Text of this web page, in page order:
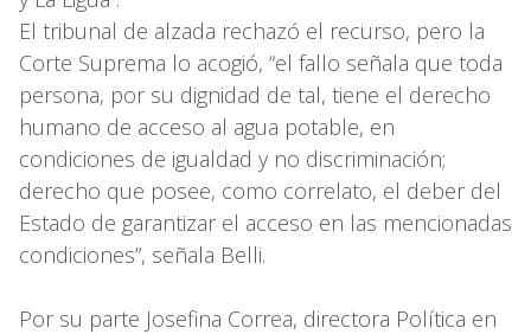
El tribunal de alzada rechazó el recurso, pero la
Corte Suprema lo acogió, “el fallo señala que toda
persona, por su dignidad de tal, tiene el derecho
humano de acceso al agua potable, en
condiciones de igualdad y no discriminación;
derecho que posee, como correlato, el deber del
Estado de garantizar el acceso en las mencionadas
condiciones”, señala Belli.
Por su parte Josefina Correa, directora Política en